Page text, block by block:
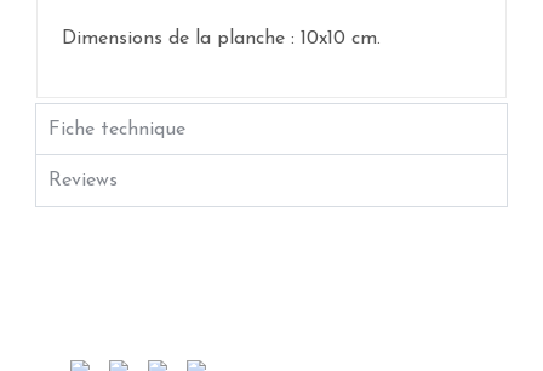
Dimensions de la planche : 10x10 cm.
Fiche technique
Reviews